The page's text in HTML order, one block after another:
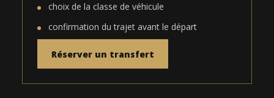
choix de la classe de véhicule
confirmation du trajet avant le départ
Réserver un transfert